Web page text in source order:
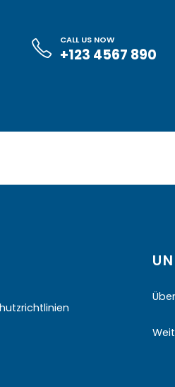
CALL US NOW
+123 4567 890